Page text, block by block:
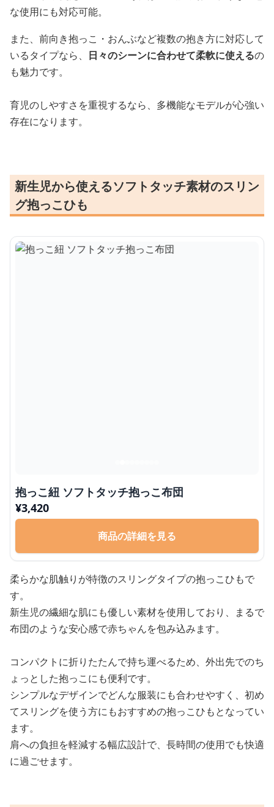
な使用にも対応可能。
また、前向き抱っこ・おんぶなど複数の抱き方に対応して
いるタイプなら、 日々のシーンに合わせて柔軟に使えるの
も魅力です。
育児のしやすさを重視するなら、多機能なモデルが心強い
存在になります。
新生児から使えるソフトタッチ素材のスリン
グ抱っこひも
抱っこ紐 ソフトタッチ抱っこ布団
¥3,420
商品の詳細を見る
柔らかな肌触りが特徴のスリングタイプの抱っこひもで
す。
新生児の繊細な肌にも優しい素材を使用しており、まるで
布団のような安心感で赤ちゃんを包み込みます。
コンパクトに折りたたんで持ち運べるため、外出先でのち
ょっとした抱っこにも便利です。
シンプルなデザインでどんな服装にも合わせやすく、初め
てスリングを使う方にもおすすめの抱っこひもとなってい
ます。
肩への負担を軽減する幅広設計で、長時間の使用でも快適
に過ごせます。